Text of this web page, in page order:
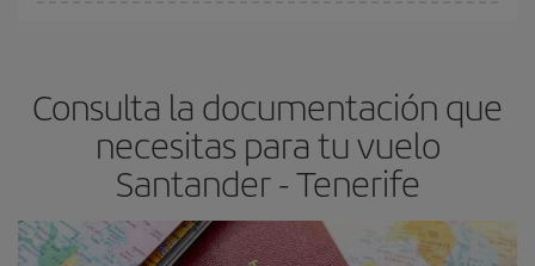
avión más baratos te saldrán. Además, si buscas los vuelos con
las fechas y los horarios del viaje un poco abiertos, podráselegir
el precio más barato.
Consulta la documentación que
necesitas para tu vuelo
Santander - Tenerife